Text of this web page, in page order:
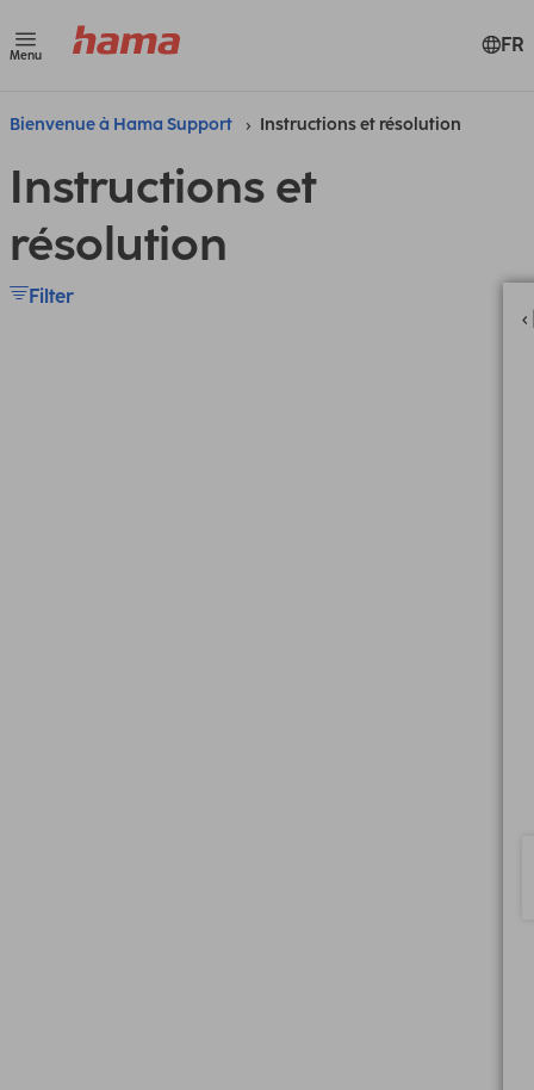
Menu FR
Bienvenue à Hama Support Instructions et résolution
Instructions et
résolution
Filter